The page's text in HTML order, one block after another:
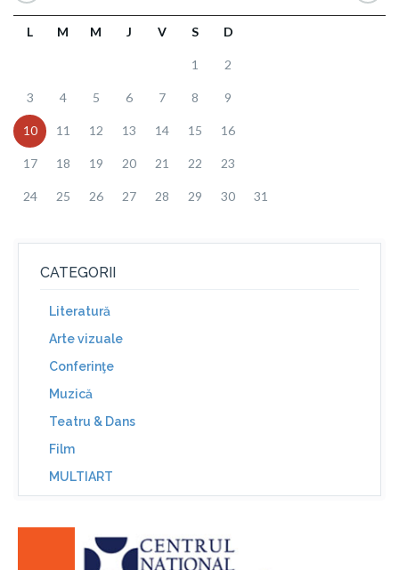
L M M J V S D
1 2
3 4 5 6 7 8 9
10 11 12 13 14 15 16
17 18 19 20 21 22 23
24 25 26 27 28 29 30 31
CATEGORII
Literatură
Arte vizuale
Conferinţe
Muzică
Teatru & Dans
Film
MULTIART